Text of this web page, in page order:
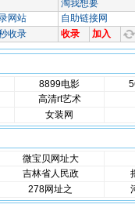
8899电影
高清rt艺术
女装网
微宝贝网址大
吉林省人民政
278网址之